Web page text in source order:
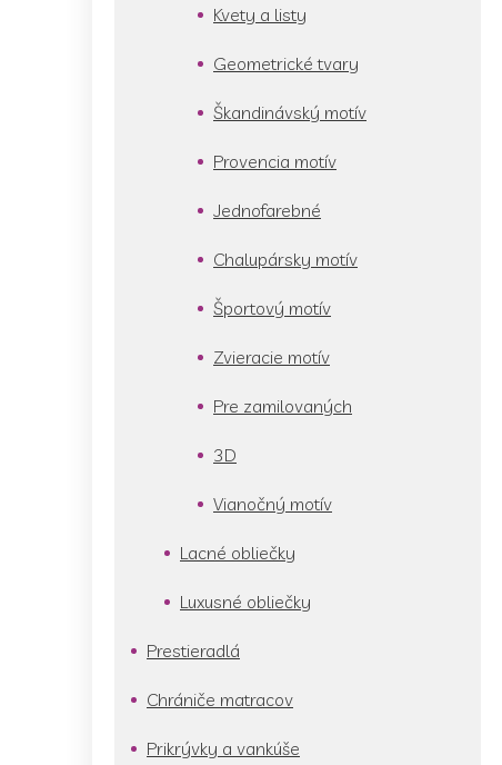
Kvety a listy
Geometrické tvary
Škandinávský motív
Provencia motív
Jednofarebné
Chalupársky motív
Športový motív
Zvieracie motív
Pre zamilovaných
3D
Vianočný motív
Lacné obliečky
Luxusné obliečky
Prestieradlá
Chrániče matracov
Prikrývky a vankúše